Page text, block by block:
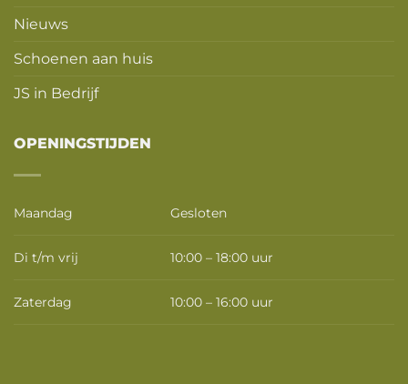
Nieuws
Schoenen aan huis
JS in Bedrijf
OPENINGSTIJDEN
Maandag Gesloten
Di t/m vrij 10:00 – 18:00 uur
Zaterdag 10:00 – 16:00 uur